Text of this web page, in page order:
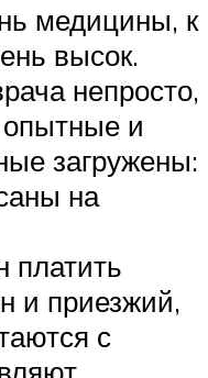
медицины, к
высок.
непросто,
и
загружены:
на
платить
и приезжий,
с